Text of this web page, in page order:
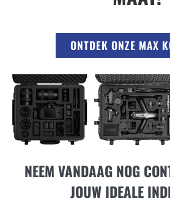
ONTDEK ONZE MAX
NEEM VANDAAG NOG
JOUW IDEALE